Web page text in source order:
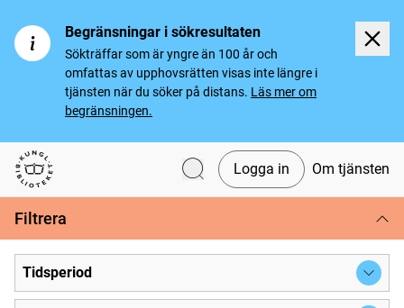
Begränsningar i sökresultaten
Sökträffar som är yngre än 100 år och
omfattas av upphovsrätten visas inte längre i
tjänsten när du söker på distans. Läs mer om
begränsningen.
Svenska tidningar
Logga in Om tjänsten
Filtrera
Tidsperiod